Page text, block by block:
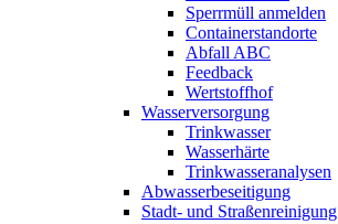
Sperrmüll anmelden
Containerstandorte
Abfall ABC
Feedback
Wertstoffhof
Wasserversorgung
Trinkwasser
Wasserhärte
Trinkwasseranalysen
Abwasserbeseitigung
Stadt- und Straßenreinigung